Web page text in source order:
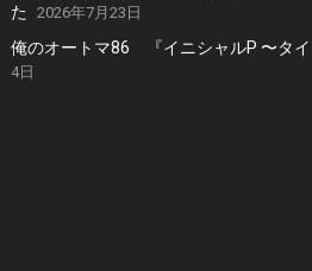
た
2026年7月23日
俺のオートマ86 『イニシャルP 〜タイ
4日